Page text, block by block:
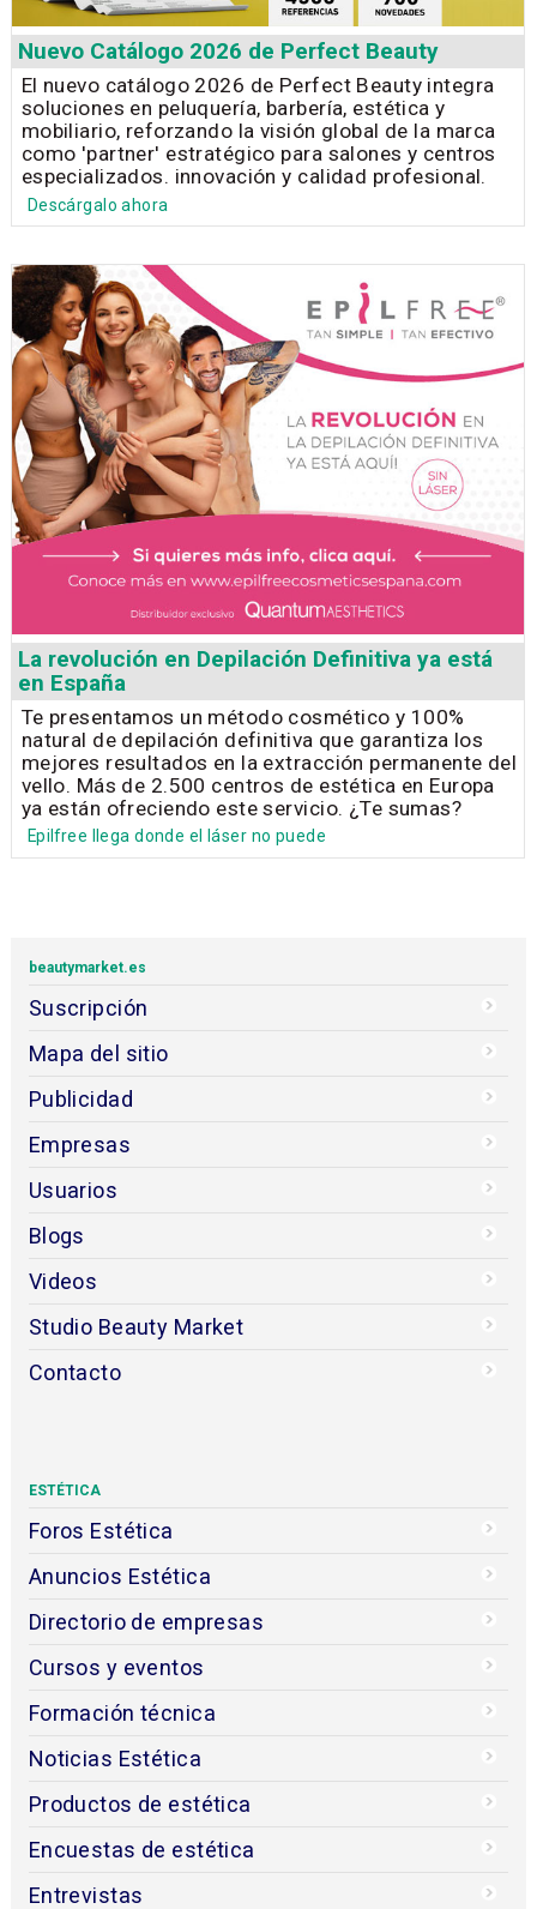
Nuevo Catálogo 2026 de Perfect Beauty
El nuevo catálogo 2026 de Perfect Beauty integra
soluciones en peluquería, barbería, estética y
mobiliario, reforzando la visión global de la marca
como 'partner' estratégico para salones y centros
especializados. innovación y calidad profesional.
Descárgalo ahora
La revolución en Depilación Definitiva ya está
en España
Te presentamos un método cosmético y 100%
natural de depilación definitiva que garantiza los
mejores resultados en la extracción permanente del
vello. Más de 2.500 centros de estética en Europa
ya están ofreciendo este servicio. ¿Te sumas?
Epilfree llega donde el láser no puede
beautymarket.es
Suscripción
Mapa del sitio
Publicidad
Empresas
Usuarios
Blogs
Videos
Studio Beauty Market
Contacto
ESTÉTICA
Foros Estética
Anuncios Estética
Directorio de empresas
Cursos y eventos
Formación técnica
Noticias Estética
Productos de estética
Encuestas de estética
Entrevistas